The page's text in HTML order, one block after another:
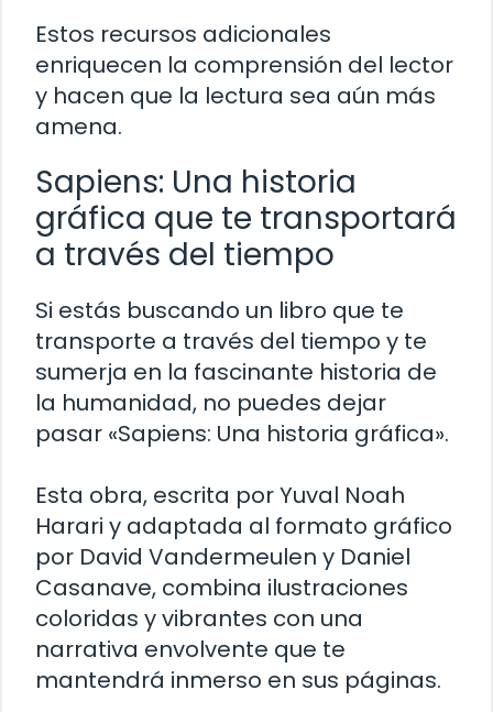
Estos recursos adicionales
enriquecen la comprensión del lector
y hacen que la lectura sea aún más
amena.
Sapiens: Una historia
gráfica que te transportará
a través del tiempo
Si estás buscando un libro que te
transporte a través del tiempo y te
sumerja en la fascinante historia de
la humanidad, no puedes dejar
pasar «Sapiens: Una historia gráfica».
Esta obra, escrita por Yuval Noah
Harari y adaptada al formato gráfico
por David Vandermeulen y Daniel
Casanave, combina ilustraciones
coloridas y vibrantes con una
narrativa envolvente que te
mantendrá inmerso en sus páginas.